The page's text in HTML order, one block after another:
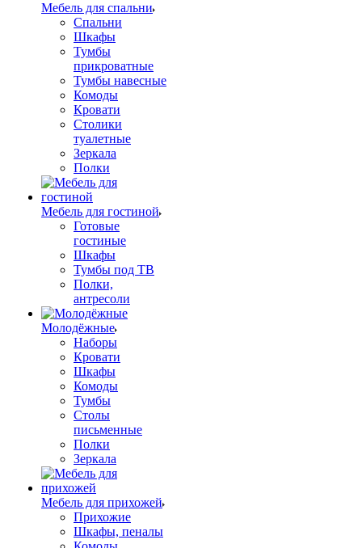
Мебель для спальни
Спальни
Шкафы
Тумбы
прикроватные
Тумбы навесные
Комоды
Кровати
Столики
туалетные
Зеркала
Полки
Мебель для гостиной
Готовые
гостиные
Шкафы
Тумбы под ТВ
Полки,
антресоли
Молодёжные
Наборы
Кровати
Шкафы
Комоды
Тумбы
Столы
письменные
Полки
Зеркала
Мебель для прихожей
Прихожие
Шкафы, пеналы